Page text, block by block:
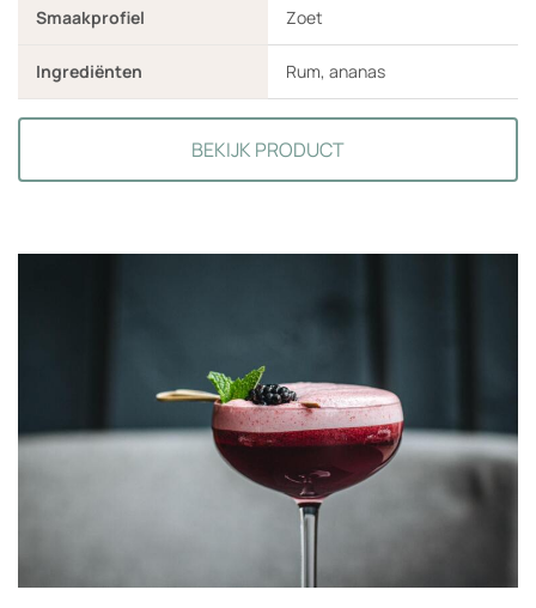
Smaakprofiel Zoet
Ingrediënten Rum, ananas
BEKIJK PRODUCT